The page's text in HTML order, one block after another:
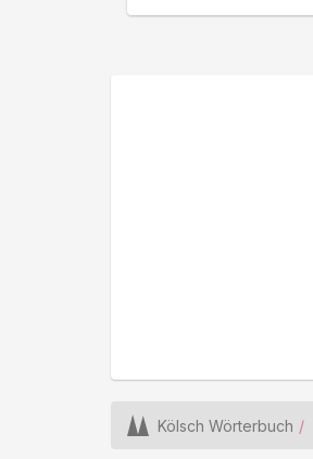
Kölsch Wörterbuch